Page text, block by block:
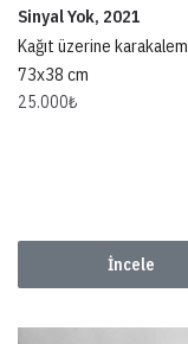
Sinyal Yok, 2021
Kağıt üzerine karakalem
73x38 cm
25.000₺
İncele